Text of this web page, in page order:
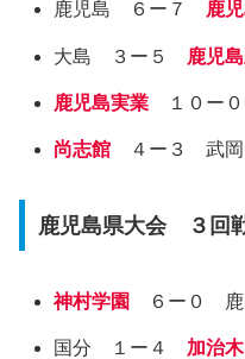
鹿児島 ６ー７ 鹿
大島 ３ー５ 鹿児
鹿児島実業 １０ー
尚志館 ４ー３ 武岡
鹿児島県大会 ３回
神村学園 ６ー０ 鹿
国分 １ー４ 加治木